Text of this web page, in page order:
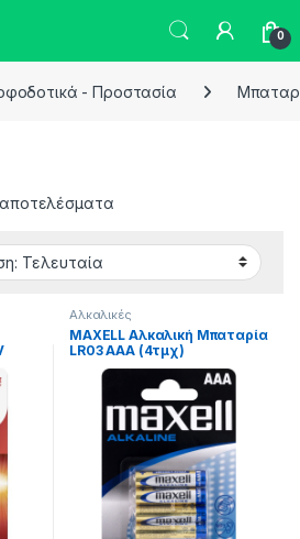
0
- Προστασία
Sorted by latest
Αλκαλικές
MAXELL Αλκαλική Μπαταρία
LR03 AAA (4τμχ)